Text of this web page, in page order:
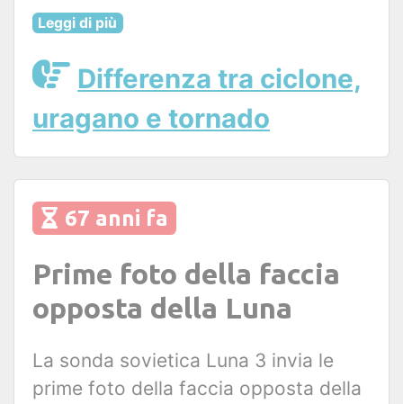
Leggi di più
Differenza tra ciclone,
uragano e tornado
67 anni fa
Prime foto della faccia
opposta della Luna
La sonda sovietica Luna 3 invia le
prime foto della faccia opposta della